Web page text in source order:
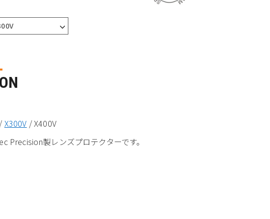
/ X300V / X400V
Precision製レンズプロテクターです。